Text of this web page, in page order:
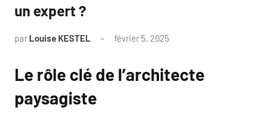
un expert ?
par Louise KESTEL février 5, 2025
Le rôle clé de l’architecte
paysagiste